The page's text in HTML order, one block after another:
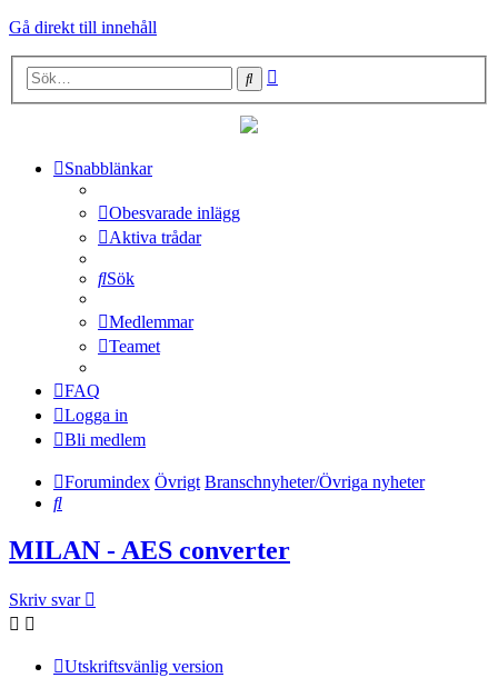
Gå direkt till innehåll
Sök
Snabblänkar
Obesvarade inlägg
Aktiva trådar
Sök
Medlemmar
Teamet
FAQ
Logga in
Bli medlem
Forumindex Övrigt Branschnyheter/Övriga nyheter
Sök
MILAN - AES converter
Skriv svar
Utskriftsvänlig version